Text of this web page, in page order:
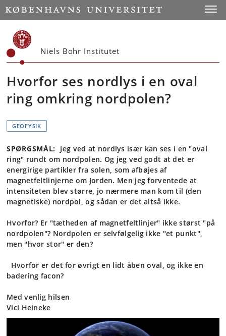
Start
Niels Bohr Institutet
Hvorfor ses nordlys i en oval
ring omkring nordpolen?
GEOFYSIK
SPØRGSMÅL: Jeg ved at nordlys især kan ses i en "oval
ring" rundt om nordpolen. Og jeg ved godt at det er
energirige partikler fra solen, som afbøjes af
magnetfeltlinjerne om Jorden. Men jeg forventede at
intensiteten blev større, jo nærmere man kom til (den
magnetiske) nordpol, og sådan er det altså ikke.
Hvorfor? Er "tætheden af magnetfeltlinjer" ikke størst "på
nordpolen"? Nordpolen er selvfølgelig ikke "et punkt",
men "hvor stor" er den?
Hvorfor er det for øvrigt en lidt åben oval, og ikke en
badering facon?
Med venlig hilsen
Vici Heineke